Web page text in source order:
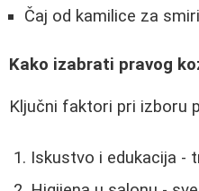
Čaj od kamilice za
Kako izabrati pravog
Ključni faktori pri izboru
Iskustvo i edukacija -